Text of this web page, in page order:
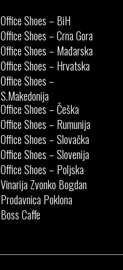
Office Shoes – BiH
Office Shoes – Crna Gora
Office Shoes – Mađarska
Office Shoes – Hrvatska
Office Shoes –
S.Makedonija
Office Shoes – Češka
Office Shoes – Rumunija
Office Shoes – Slovačka
Office Shoes – Slovenija
Office Shoes – Poljska
Vinarija Zvonko Bogdan
Prodavnica Poklona
Boss Caffe